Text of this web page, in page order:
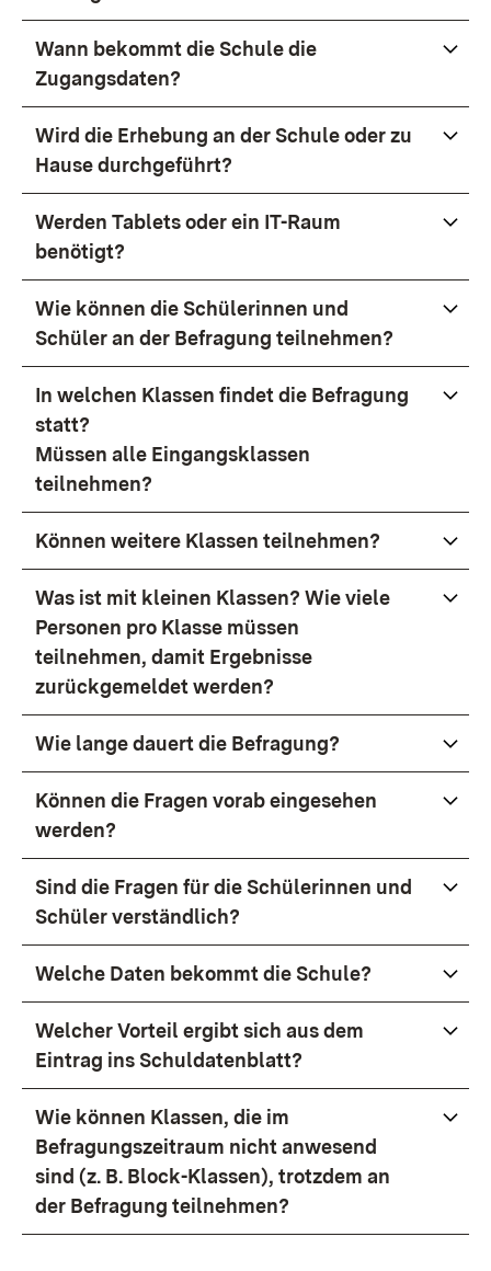
Wann bekommt die Schule die
Zugangsdaten?
Wird die Erhebung an der Schule oder zu
Hause durchgeführt?
Werden Tablets oder ein IT-Raum
benötigt?
Wie können die Schülerinnen und
Schüler an der Befragung teilnehmen?
In welchen Klassen findet die Befragung
statt?
Müssen alle Eingangsklassen
teilnehmen?
Können weitere Klassen teilnehmen?
Was ist mit kleinen Klassen? Wie viele
Personen pro Klasse müssen
teilnehmen, damit Ergebnisse
zurückgemeldet werden?
Wie lange dauert die Befragung?
Können die Fragen vorab eingesehen
werden?
Sind die Fragen für die Schülerinnen und
Schüler verständlich?
Welche Daten bekommt die Schule?
Welcher Vorteil ergibt sich aus dem
Eintrag ins Schuldatenblatt?
Wie können Klassen, die im
Befragungszeitraum nicht anwesend
sind (z. B. Block-Klassen), trotzdem an
der Befragung teilnehmen?